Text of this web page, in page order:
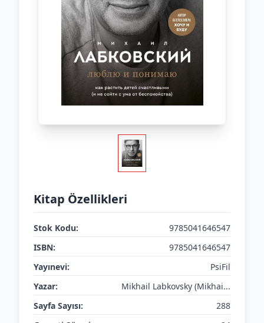
Kitap Özellikleri
Stok Kodu:
9785041646547
ISBN:
9785041646547
Yayınevi:
PsiFil
Yazar:
Mikhail Labkovsky (Mikhai...
Sayfa Sayısı:
288